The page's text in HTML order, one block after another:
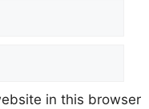
in this browser